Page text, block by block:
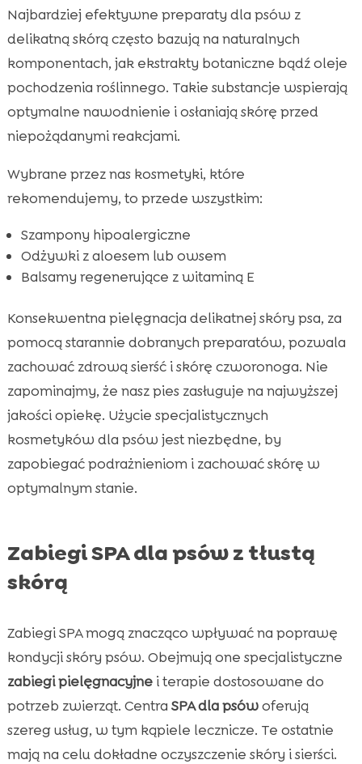
Najbardziej efektywne preparaty dla psów z
delikatną skórą często bazują na naturalnych
komponentach, jak ekstrakty botaniczne bądź oleje
pochodzenia roślinnego. Takie substancje wspierają
optymalne nawodnienie i osłaniają skórę przed
niepożądanymi reakcjami.
Wybrane przez nas kosmetyki, które
rekomendujemy, to przede wszystkim:
Szampony hipoalergiczne
Odżywki z aloesem lub owsem
Balsamy regenerujące z witaminą E
Konsekwentna pielęgnacja delikatnej skóry psa, za
pomocą starannie dobranych preparatów, pozwala
zachować zdrową sierść i skórę czworonoga. Nie
zapominajmy, że nasz pies zasługuje na najwyższej
jakości opiekę. Użycie specjalistycznych
kosmetyków dla psów jest niezbędne, by
zapobiegać podrażnieniom i zachować skórę w
optymalnym stanie.
Zabiegi SPA dla psów z tłustą
skórą
Zabiegi SPA mogą znacząco wpływać na poprawę
kondycji skóry psów. Obejmują one specjalistyczne
zabiegi pielęgnacyjnei terapie dostosowane do
potrzeb zwierząt. Centra SPA dla psówoferują
szereg usług, w tym kąpiele lecznicze. Te ostatnie
mają na celu dokładne oczyszczenie skóry i sierści.